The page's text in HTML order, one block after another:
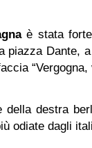
è stata
piazza Dante,
“Vergogna,
della destra
odiate dagli